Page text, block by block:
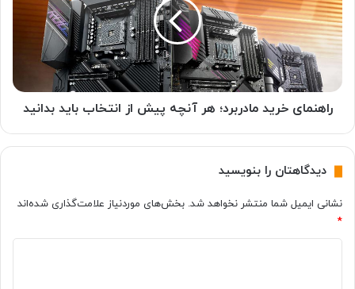
ث
ی
ک
س
ا
3
؛
ا
ن
م
ا
ی
ر
د
ب
ر
د
راهنمای خرید مادربرد؛ هر آنچه پیش از انتخاب باید بدانید
دیدگاهتان را بنویسید
نشانی ایمیل شما منتشر نخواهد شد. بخش‌های موردنیاز علامت‌گذاری شده‌اند
*